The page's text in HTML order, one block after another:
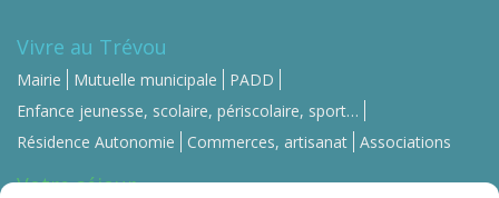
Vivre au Trévou
Mairie Mutuelle municipale
PADD
Enfance jeunesse, scolaire, périscolaire, sport…
Résidence Autonomie
Commerces, artisanat Associations
Votre séjour